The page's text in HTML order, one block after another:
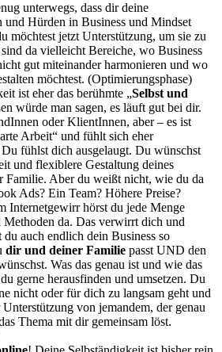
unterwegs, dass dir deine
und Hürden in Business und Mindset
möchtest jetzt Unterstützung, um sie zu
da vielleicht Bereiche, wo Business
gut miteinander harmonieren und wo
möchtest. (Optimierungsphase)
ist eher das berühmte „Selbst und
würde man sagen, es läuft gut bei dir.
oder KlientInnen, aber – es ist
Arbeit“ und fühlt sich eher
fühlst dich ausgelaugt. Du wünschst
und flexiblere Gestaltung deines
Familie. Aber du weißt nicht, wie du da
Ads? Ein Team? Höhere Preise?
Internetgewirr hörst du jede Menge
da. Das verwirrt dich und
du auch endlich dein Business so
dir und deiner Familie passt UND den
Was das genau ist und wie das
gerne herausfinden und umsetzen. Du
nicht oder für dich zu langsam geht und
von jemandem, der genau
Thema mit dir gemeinsam löst.